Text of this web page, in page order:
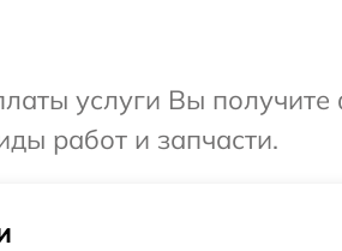
услуги Вы
работ и запчасти.